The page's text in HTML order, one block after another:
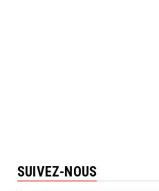
SUIVEZ-NOUS